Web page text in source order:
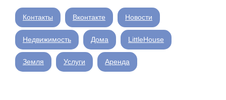
Контакты Вконтакте Новости
Недвижимость Дома LittleHouse
Земля Услуги Аренда